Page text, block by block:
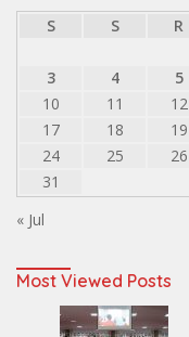
S
S R
3
4 5
10
11 12
17
18 19
24
25 26
31
« Jul
Most Viewed Posts